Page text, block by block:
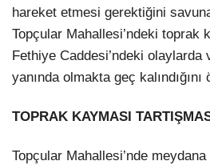
hareket etmesi gerektiğini
Topçular Mahallesi’ndeki toprak
Fethiye Caddesi’ndeki olaylarda
yanında olmakta geç kalındığını
TOPRAK KAYMASI
Topçular Mahallesi’nde